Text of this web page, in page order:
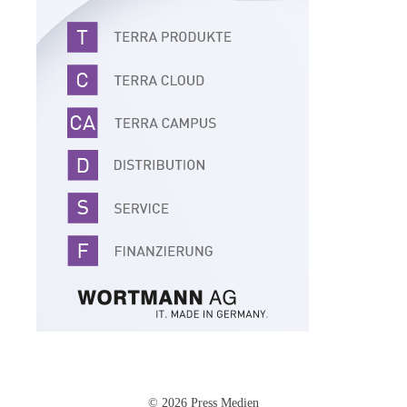
© 2026 Press Medien